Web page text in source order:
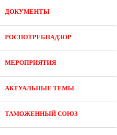
ДОКУМЕНТЫ
РОСПОТРЕБНАДЗОР
МЕРОПРИЯТИЯ
АКТУАЛЬНЫЕ ТЕМЫ
ТАМОЖЕННЫЙ СОЮЗ